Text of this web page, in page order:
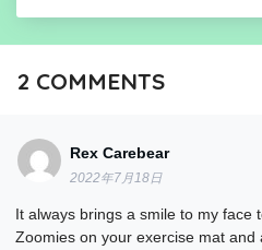
2 COMMENTS
Rex Carebear
2022年7月18日
It always brings a smile to my face
Zoomies on your exercise mat and